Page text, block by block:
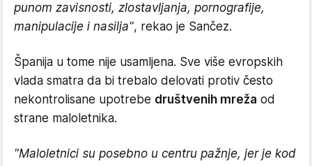
punom zavisnosti, zlostavljanja, pornografije,
manipulacije i nasilja", rekao je Sančez.
Španija u tome nije usamljena. Sve više evropskih
vlada smatra da bi trebalo delovati protiv često
nekontrolisane upotrebe društvenih mreža od
strane maloletnika.
"Maloletnici su posebno u centru pažnje, jer je kod